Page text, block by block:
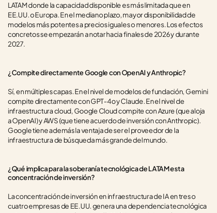
LATAM donde la capacidad disponible es más limitada que en
EE.UU. o Europa. En el mediano plazo, mayor disponibilidad de
modelos más potentes a precios iguales o menores. Los efectos
concretos se empezarán a notar hacia finales de 2026 y durante
2027.
¿Compite directamente Google con OpenAI y Anthropic?
Sí, en múltiples capas. En el nivel de modelos de fundación, Gemini
compite directamente con GPT-4o y Claude. En el nivel de
infraestructura cloud, Google Cloud compite con Azure (que aloja
a OpenAI) y AWS (que tiene acuerdo de inversión con Anthropic).
Google tiene además la ventaja de ser el proveedor de la
infraestructura de búsqueda más grande del mundo.
¿Qué implica para la soberanía tecnológica de LATAM esta
concentración de inversión?
La concentración de inversión en infraestructura de IA en tres o
cuatro empresas de EE.UU. genera una dependencia tecnológica